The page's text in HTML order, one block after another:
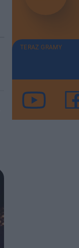
TERAZ GRAMY